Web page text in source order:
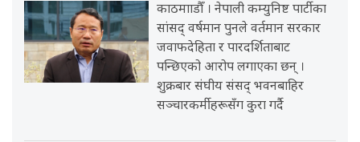
काठमााडौँ । नेपाली कम्युनिष्ट पार्टीका
सांसद् वर्षमान पुनले वर्तमान सरकार
जवाफदेहिता र पारदर्शिताबाट
पन्छिएको आरोप लगाएका छन् ।
शुक्रबार संघीय संसद् भवनबाहिर
सञ्चारकर्मीहरूसँग कुरा गर्दै